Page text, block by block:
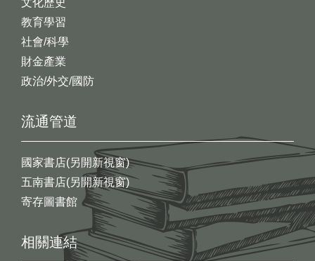
文化歷史
教育學習
社會/科學
財金產業
政治/外交/國防
流通管道
國家書店(另開新視窗)
五南書店(另開新視窗)
寄存圖書館
相關連結